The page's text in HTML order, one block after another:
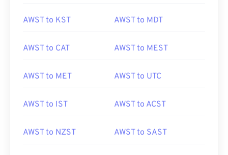
AWST to KST AWST to MDT
AWST to CAT AWST to MEST
AWST to MET AWST to UTC
AWST to IST AWST to ACST
AWST to NZST AWST to SAST